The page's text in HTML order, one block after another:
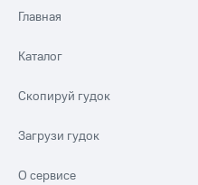
Главная
Каталог
Скопируй гудок
Загрузи гудок
О сервисе